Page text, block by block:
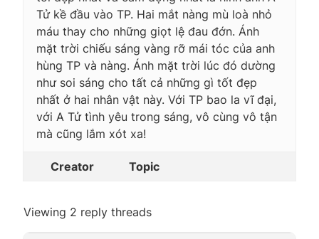
Tử kề đầu vào TP. Hai mắt nàng mù loà nhỏ
máu thay cho những giọt lệ đau đớn. Ánh
mặt trời chiếu sáng vàng rỡ mái tóc của anh
hùng TP và nàng. Ánh mặt trời lúc đó dường
như soi sáng cho tất cả những gì tốt đẹp
nhất ở hai nhân vật này. Với TP bao la vĩ đại,
với A Tử tình yêu trong sáng, vô cùng vô tận
mà cũng lắm xót xa!
Creator Topic
Viewing 2 reply threads